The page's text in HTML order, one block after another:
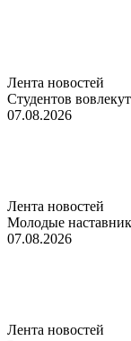
Лента новостей
Студентов
07.08.2026
Лента новостей
Молодые
07.08.2026
Лента новостей